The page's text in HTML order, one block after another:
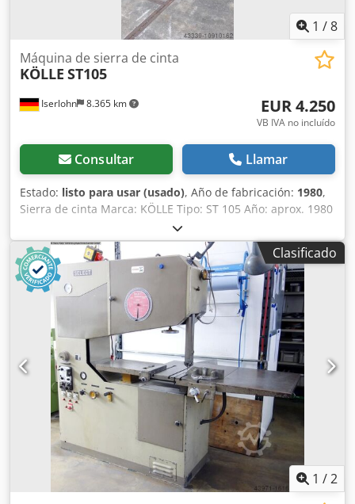
de velocidad LED - Dispositivo de soplado - CE
1 /8
Iserlohn 8.365 km
Máquina de sierra de cinta
KÖLLE ST105
EUR 4.250
VB IVA no incluído
Consultar Llamar
Estado: listo para usar (usado), Año de fabricación: 1980,
Sierra de cinta Marca: KÖLLE Tipo: ST 105 Año: aprox. 1980
voladizo 1050 mm con cinta de sierra - dispositivo de
soldadura IDEAL . Velocidades infinitamente variables.
Máquina lista para el uso. Dwodpfjmp Trwox Ah TjaClasificado
1 /2